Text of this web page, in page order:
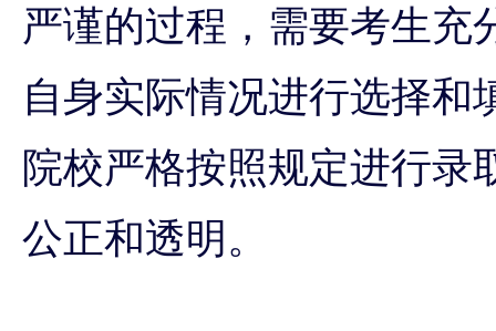
严谨的过程，需要考生充
自身实际情况进行选择和
院校严格按照规定进行录
公正和透明。